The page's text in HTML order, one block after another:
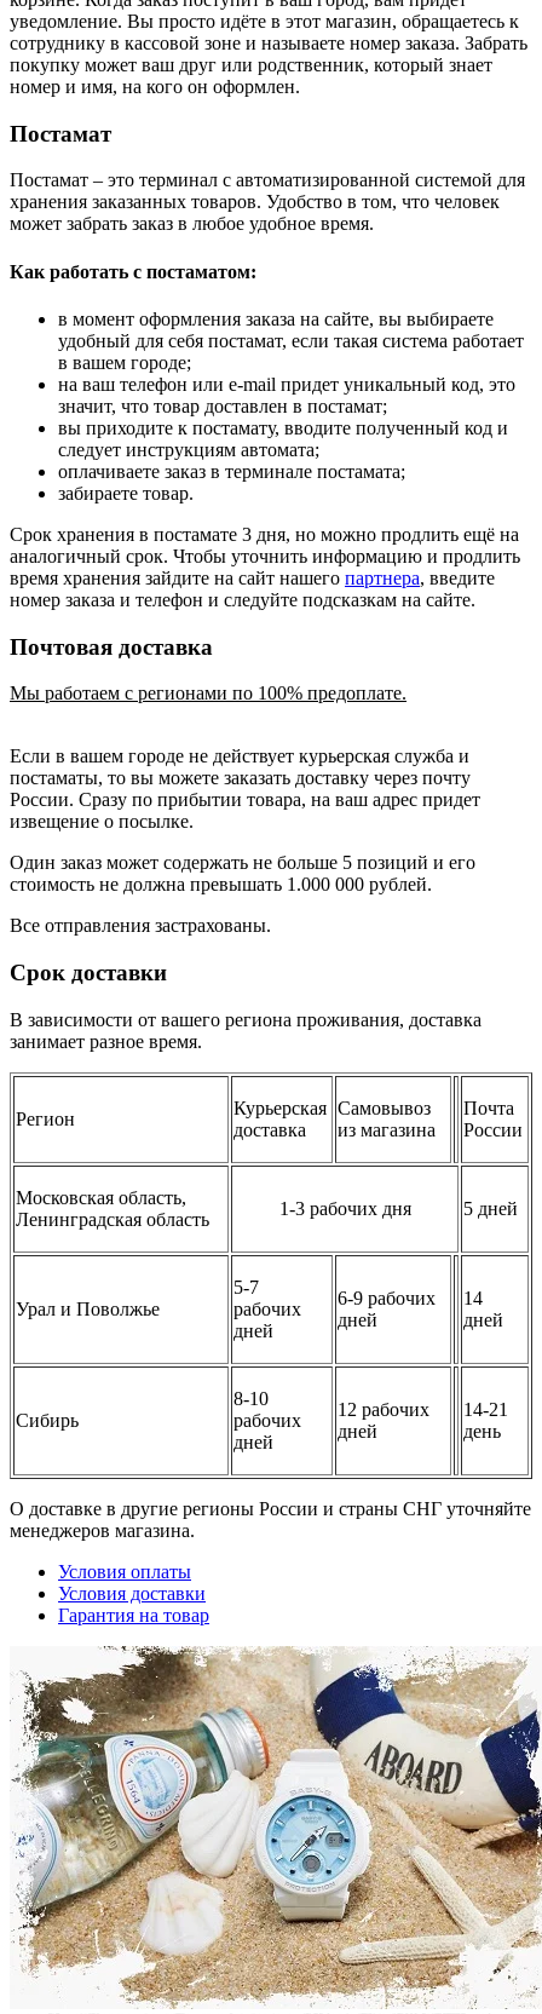
уведомление. Вы просто идёте в этот магазин, обращаетесь к
сотруднику в кассовой зоне и называете номер заказа. Забрать
покупку может ваш друг или родственник, который знает
номер и имя, на кого он оформлен.
Постамат
Постамат – это терминал с автоматизированной системой для
хранения заказанных товаров. Удобство в том, что человек
может забрать заказ в любое удобное время.
Как работать с постаматом:
в момент оформления заказа на сайте, вы выбираете
удобный для себя постамат, если такая система работает
в вашем городе;
на ваш телефон или e-mail придет уникальный код, это
значит, что товар доставлен в постамат;
вы приходите к постамату, вводите полученный код и
следует инструкциям автомата;
оплачиваете заказ в терминале постамата;
забираете товар.
Срок хранения в постамате 3 дня, но можно продлить ещё на
аналогичный срок. Чтобы уточнить информацию и продлить
время хранения зайдите на сайт нашего партнера, введите
номер заказа и телефон и следуйте подсказкам на сайте.
Почтовая доставка
Мы работаем с регионами по 100% предоплате.
Если в вашем городе не действует курьерская служба и
постаматы, то вы можете заказать доставку через почту
России. Сразу по прибытии товара, на ваш адрес придет
извещение о посылке.
Один заказ может содержать не больше 5 позиций и его
стоимость не должна превышать 1.000 000 рублей.
Все отправления застрахованы.
Срок доставки
В зависимости от вашего региона проживания, доставка
занимает разное время.
Регион
Курьерская
доставка
Самовывоз
из магазина
Почта
России
Московская область,
Ленинградская область
1-3 рабочих дня 5 дней
Урал и Поволжье
5-7
рабочих
дней
6-9 рабочих
дней
14
дней
Сибирь
8-10
рабочих
дней
12 рабочих
дней
14-21
день
О доставке в другие регионы России и страны СНГ уточняйте
менеджеров магазина.
Условия оплаты
Условия доставки
Гарантия на товар